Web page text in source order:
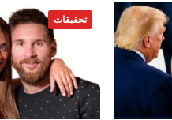
تحقيقات